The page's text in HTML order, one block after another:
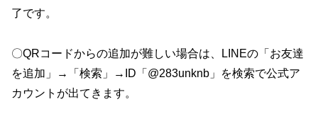
了です。
〇QRコードからの追加が難しい場合は、LINEの「お友達
を追加」→「検索」→ID「@283unknb」を検索で公式ア
カウントが出てきます。